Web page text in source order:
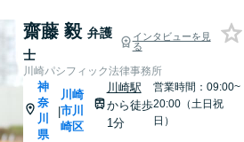
齋藤 毅 弁護
士
インタビューを見
る
川崎パシフィック法律事務所
神
奈
川
県
|
川崎
市川
崎区
川崎駅
から徒歩
1分
営業時間：09:00~
20:00（土日祝
日）